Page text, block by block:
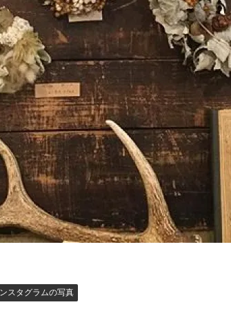
スタグラムの写真